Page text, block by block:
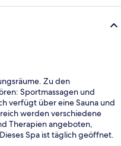
Zu den
Sportmassagen und
verfügt über eine Sauna und
werden verschiedene
Therapien angeboten,
Spa ist täglich geöffnet.